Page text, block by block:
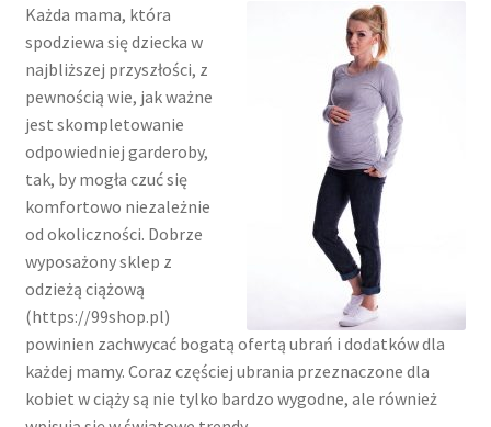
Każda mama, która
spodziewa się dziecka w
najbliższej przyszłości, z
pewnością wie, jak ważne
jest skompletowanie
odpowiedniej garderoby,
tak, by mogła czuć się
komfortowo niezależnie
od okoliczności. Dobrze
wyposażony sklep z
odzieżą ciążową
(https://99shop.pl)
powinien zachwycać bogatą ofertą ubrań i dodatków dla
każdej mamy. Coraz częściej ubrania przeznaczone dla
kobiet w ciąży są nie tylko bardzo wygodne, ale również